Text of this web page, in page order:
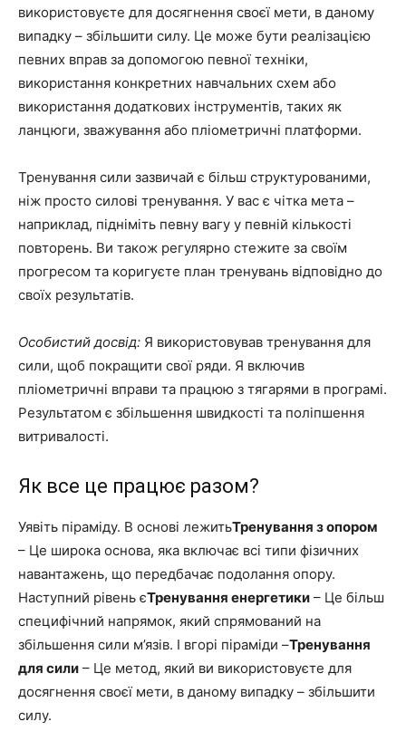
використовуєте для досягнення своєї мети, в даному
випадку – збільшити силу. Це може бути реалізацією
певних вправ за допомогою певної техніки,
використання конкретних навчальних схем або
використання додаткових інструментів, таких як
ланцюги, зважування або пліометричні платформи.
Тренування сили зазвичай є більш структурованими,
ніж просто силові тренування. У вас є чітка мета –
наприклад, підніміть певну вагу у певній кількості
повторень. Ви також регулярно стежите за своїм
прогресом та коригуєте план тренувань відповідно до
своїх результатів.
Особистий досвід: Я використовував тренування для
сили, щоб покращити свої ряди. Я включив
пліометричні вправи та працюю з тягарями в програмі.
Результатом є збільшення швидкості та поліпшення
витривалості.
Як все це працює разом?
Уявіть піраміду. В основі лежитьТренування з опором
– Це широка основа, яка включає всі типи фізичних
навантажень, що передбачає подолання опору.
Наступний рівень єТренування енергетики – Це більш
специфічний напрямок, який спрямований на
збільшення сили м’язів. І вгорі піраміди –Тренування
для сили – Це метод, який ви використовуєте для
досягнення своєї мети, в даному випадку – збільшити
силу.